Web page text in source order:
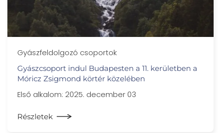
Gyászfeldolgozó csoportok
Gyászcsoport indul Budapesten a 11. kerületben a
Móricz Zsigmond körtér közelében
Első alkalom: 2025. december 03
Részletek